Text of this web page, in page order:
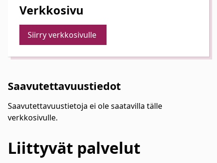
Verkkosivu
Siirry verkkosivulle
Saavutettavuustiedot
Saavutettavuustietoja ei ole saatavilla tälle
verkkosivulle.
Liittyvät palvelut